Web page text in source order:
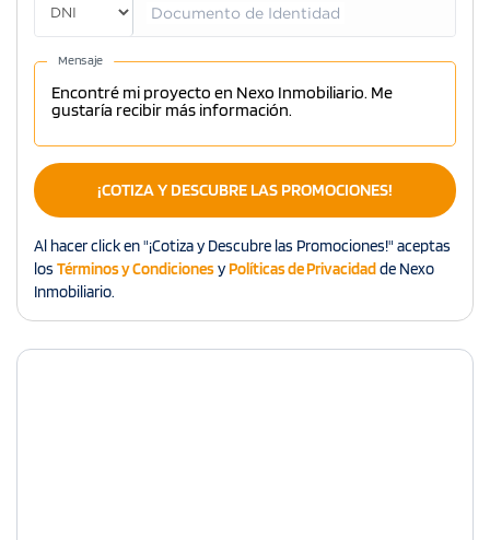
Documento de Identidad
Mensaje
¡COTIZA Y DESCUBRE LAS PROMOCIONES!
Al hacer click en "¡Cotiza y Descubre las Promociones!" aceptas
los Términos y CondicionesyPolíticas de Privacidadde Nexo
Inmobiliario.